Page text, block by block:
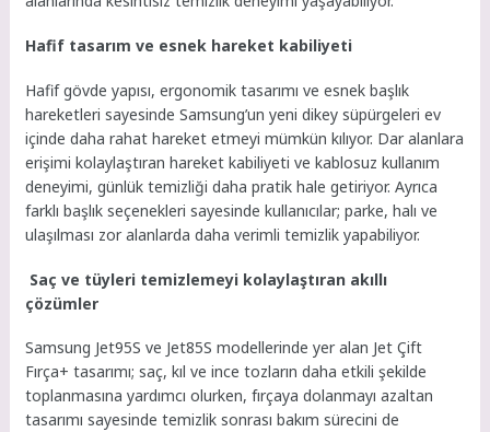
Hafif tasarım ve esnek hareket kabiliyeti
Hafif gövde yapısı, ergonomik tasarımı ve esnek başlık
hareketleri sayesinde Samsung’un yeni dikey süpürgeleri ev
içinde daha rahat hareket etmeyi mümkün kılıyor. Dar alanlara
erişimi kolaylaştıran hareket kabiliyeti ve kablosuz kullanım
deneyimi, günlük temizliği daha pratik hale getiriyor. Ayrıca
farklı başlık seçenekleri sayesinde kullanıcılar; parke, halı ve
ulaşılması zor alanlarda daha verimli temizlik yapabiliyor.
Saç ve tüyleri temizlemeyi kolaylaştıran akıllı
çözümler
Samsung Jet95S ve Jet85S modellerinde yer alan Jet Çift
Fırça+ tasarımı; saç, kıl ve ince tozların daha etkili şekilde
toplanmasına yardımcı olurken, fırçaya dolanmayı azaltan
tasarımı sayesinde temizlik sonrası bakım sürecini de